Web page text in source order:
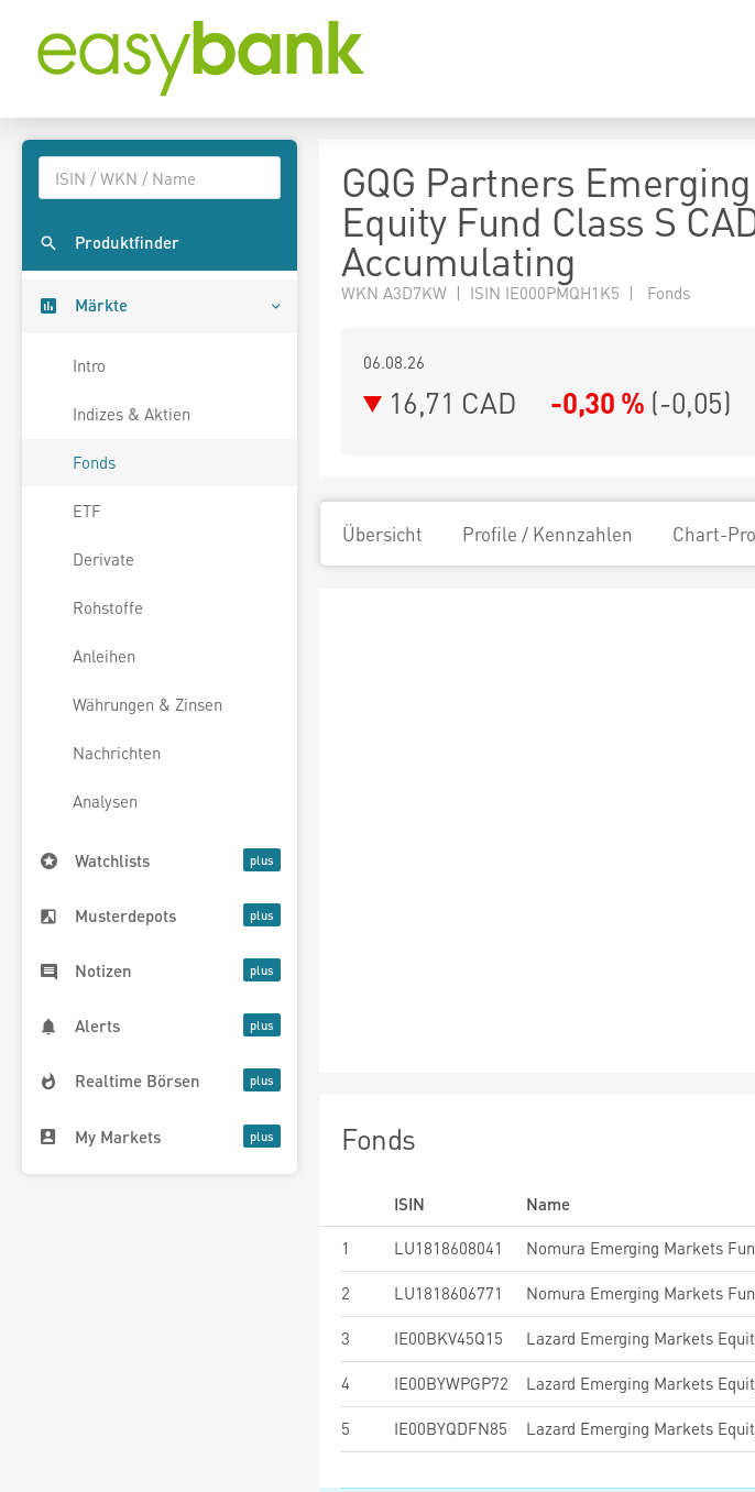
Produktfinder
Märkte
Intro
Indizes & Aktien
Fonds
ETF
Derivate
Rohstoffe
Anleihen
Währungen & Zinsen
Nachrichten
Analysen
Watchlists
Musterdepots
Notizen
Alerts
Realtime Börsen
My Markets
GQG Partners
Equity Fund Class S
Accumulating
WKN A3D7KW | ISIN IE000PMQH1K5 | Fonds
06.08.26
16,71 CAD -0,30 % (-0,05)
Übersicht Profile / Kennzahlen Chart-Pro
Fonds
ISIN Name
1
LU1818608041 Nomura Emerging Markets
2 LU1818606771 Nomura Emerging Markets
3 IE00BKV45Q15 Lazard Emerging Markets
4 IE00BYWPGP72 Lazard Emerging Markets
5 IE00BYQDFN85 Lazard Emerging Markets